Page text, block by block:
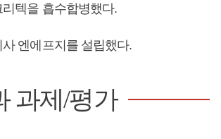
텍을 흡수합병했다.
엔에프지를 설립했다.
과제/평가